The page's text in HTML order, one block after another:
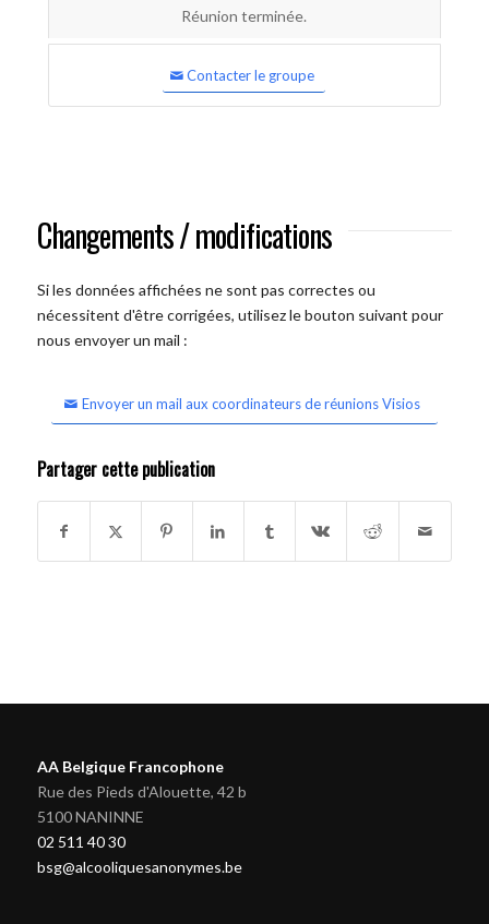
Réunion terminée.
Contacter le groupe
Changements / modifications
Si les données affichées ne sont pas correctes ou
nécessitent d'être corrigées, utilisez le bouton suivant pour
nous envoyer un mail :
Envoyer un mail aux coordinateurs de réunions Visios
Partager cette publication
AA Belgique Francophone
Rue des Pieds d'Alouette, 42 b
5100 NANINNE
02 511 40 30
bsg@alcooliquesanonymes.be